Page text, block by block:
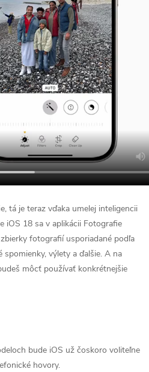
tá je teraz vďaka umelej inteligencii
iOS 18 sa v aplikácii Fotografie
fotografií usporiadané podľa
spomienky, výlety a ďalšie. A na
môcť používať konkrétnejšie
bude iOS už čoskoro voliteľne
hovory.